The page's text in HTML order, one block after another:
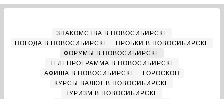
ЗНАКОМСТВА В НОВОСИБИРСКЕ
ПОГОДА В НОВОСИБИРСКЕ
ПРОБКИ В НОВОСИБИРСКЕ
ФОРУМЫ В НОВОСИБИРСКЕ
ТЕЛЕПРОГРАММА В НОВОСИБИРСКЕ
АФИША В НОВОСИБИРСКЕ
ГОРОСКОП
КУРСЫ ВАЛЮТ В НОВОСИБИРСКЕ
ТУРИЗМ В НОВОСИБИРСКЕ